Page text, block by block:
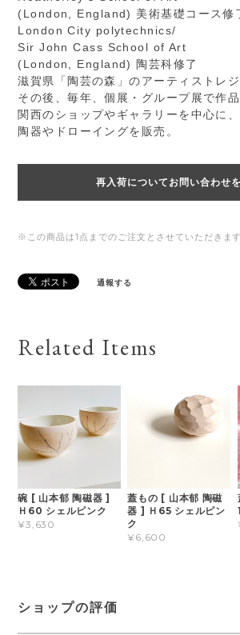
(London, England) 美術基礎コース修
London City polytechnics/
Sir John Cass School of Art
(London, England) 陶芸科修了
滋賀県「陶芸の森」のアーティストレジ
その後、毎年、個展・グループ展で作品
関西のショップやギャラリーを中心に、
陶器やドローイングを販売。
再入荷についてお問い合わせ
※この商品は1点までのご注文とさせていただきます
通報する
Related Items
碗 [ 山本郁 陶磁器 ]
Ｈ60 シェルピンク
¥3,630
蓋もの [ 山本郁 陶磁
器 ] Ｈ65 シェルピン
ク
¥6,600
ショップの評価